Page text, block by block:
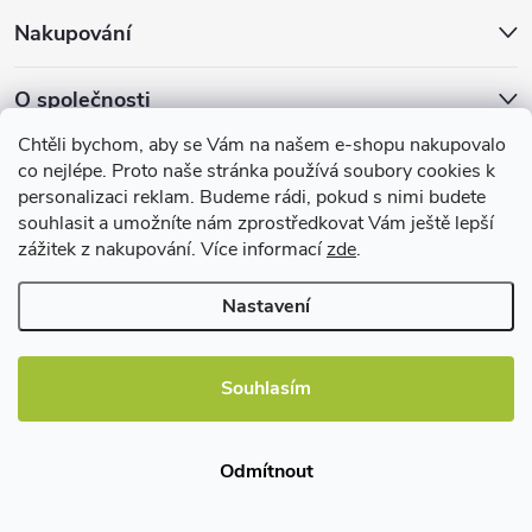
Chtěli bychom, aby se Vám na našem e-shopu nakupovalo
co nejlépe. Proto naše stránka používá soubory cookies k
personalizaci reklam. Budeme rádi, pokud s nimi budete
souhlasit a umožníte nám zprostředkovat Vám ještě lepší
zážitek z nakupování. Více informacízde.
Nastavení
Souhlasím
Odmítnout
Nakupování
O společnosti
Facebook
Užitečné informace